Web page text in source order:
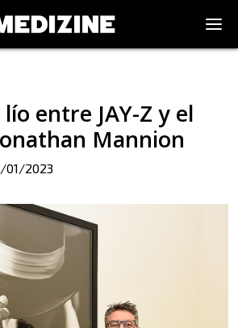
entre JAY-Z y el
Mannion
01/2023